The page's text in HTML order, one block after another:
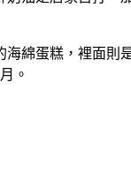
綿蛋糕，裡面則
。